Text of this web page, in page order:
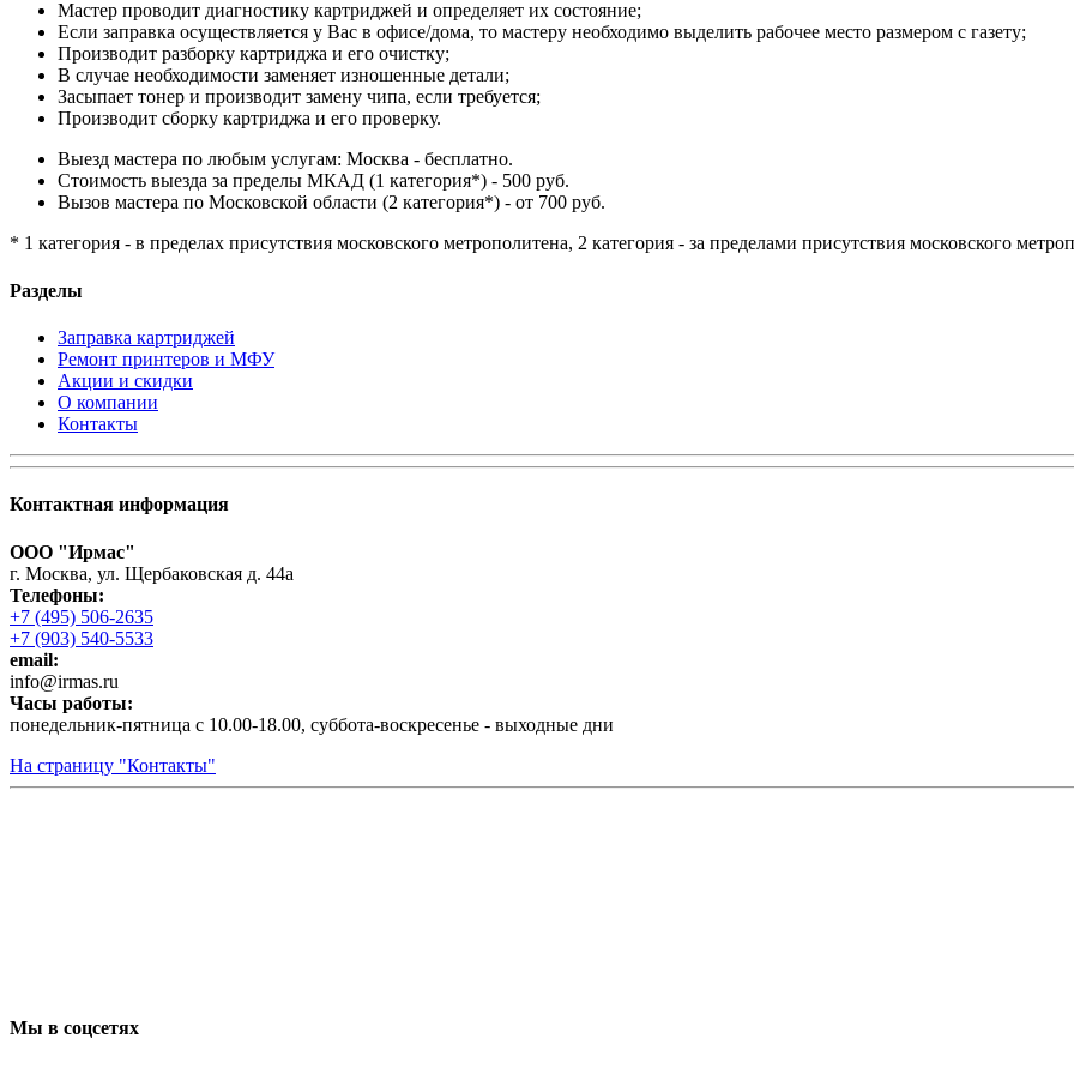
Мастер проводит диагностику картриджей и определяет их состояние;
Если заправка осуществляется у Вас в офисе/дома, то мастеру необходимо выделить рабочее место размером с газету;
Производит разборку картриджа и его очистку;
В случае необходимости заменяет изношенные детали;
Засыпает тонер и производит замену чипа, если требуется;
Производит сборку картриджа и его проверку.
Выезд мастера по любым услугам: Москва - бесплатно.
Стоимость выезда за пределы МКАД (1 категория*) - 500 руб.
Вызов мастера по Московской области (2 категория*) - от 700 руб.
* 1 категория - в пределах присутствия московского метрополитена, 2 категория - за пределами присутствия московского
Разделы
Заправка картриджей
Ремонт принтеров и МФУ
Акции и скидки
О компании
Контакты
Контактная информация
ООО "Ирмас"
г. Москва, ул. Щербаковская д. 44а
Телефоны:
+7 (495) 506-2635
+7 (903) 540-5533
email:
infо@irmas.ru
Часы работы:
понедельник-пятница с 10.00-18.00, суббота-воскресенье - выходные дни
На страницу "Контакты"
Мы в соцсетях